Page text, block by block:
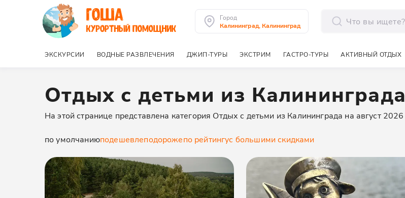
Город
Калининград, Калининград
ЭКСКУРСИИ ВОДНЫЕ РАЗВЛЕЧЕНИЯ ДЖИП-ТУРЫ ЭКСТРИМ ГАСТРО-ТУРЫ АКТИВНЫЙ ОТДЫХ
Отдых с детьми из Калининграда
На этой странице представлена категория Отдых с детьми из Калининграда на август 2026
по умолчаниюподешевлеподорожепо рейтингус большими скидками